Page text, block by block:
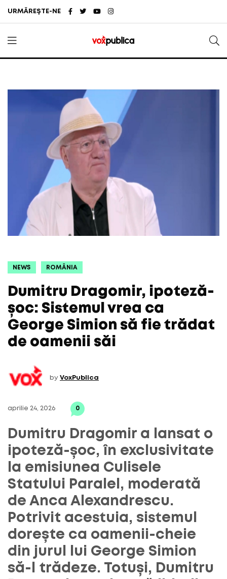
URMĂREȘTE-NE
NEWS ROMÂNIA
Dumitru Dragomir, ipoteză-
șoc: Sistemul vrea ca
George Simion să fie trădat
de oamenii săi
by VoxPublica
aprilie 24, 2026 0
Dumitru Dragomir a lansat o
ipoteză-șoc, în exclusivitate
la emisiunea Culisele
Statului Paralel, moderată
de Anca Alexandrescu.
Potrivit acestuia, sistemul
dorește ca oamenii-cheie
din jurul lui George Simion
să-l trădeze. Totuși, Dumitru